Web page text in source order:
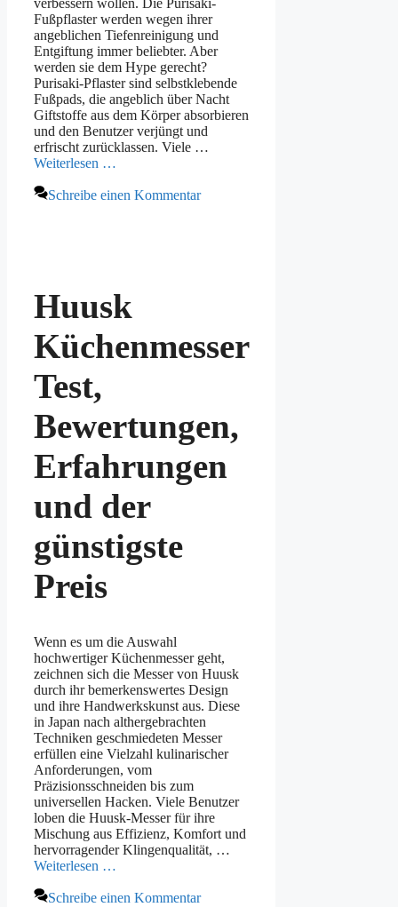
verbessern wollen. Die Purisaki-
Fußpflaster werden wegen ihrer
angeblichen Tiefenreinigung und
Entgiftung immer beliebter. Aber
werden sie dem Hype gerecht?
Purisaki-Pflaster sind selbstklebende
Fußpads, die angeblich über Nacht
Giftstoffe aus dem Körper absorbieren
und den Benutzer verjüngt und
erfrischt zurücklassen. Viele …
Weiterlesen …
Schreibe einen Kommentar
Huusk
Küchenmesser
Test,
Bewertungen,
Erfahrungen
und der
günstigste
Preis
Wenn es um die Auswahl
hochwertiger Küchenmesser geht,
zeichnen sich die Messer von Huusk
durch ihr bemerkenswertes Design
und ihre Handwerkskunst aus. Diese
in Japan nach althergebrachten
Techniken geschmiedeten Messer
erfüllen eine Vielzahl kulinarischer
Anforderungen, vom
Präzisionsschneiden bis zum
universellen Hacken. Viele Benutzer
loben die Huusk-Messer für ihre
Mischung aus Effizienz, Komfort und
hervorragender Klingenqualität, …
Weiterlesen …
Schreibe einen Kommentar